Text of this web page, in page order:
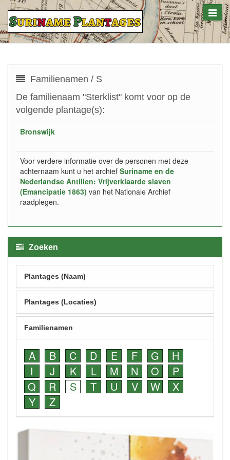
Toggle
Familienamen / S
De familienaam "Sterklist" komt voor op de
volgende plantage(s):
Bronswijk
Voor verdere informatie over de personen met deze
achternaam kunt u het archief Suriname en de
Nederlandse Antillen: Vrijverklaarde slaven
(Emancipatie 1863) van het Nationale Archief
raadplegen.
Zoeken
Plantages (Naam)
Plantages (Locaties)
Familienamen
A B C D E F G
H
I
J K L M N O
P
Q
R S T U V W
X
Y
Z